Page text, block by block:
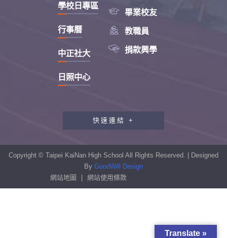
 畢業校友
 教職員
 捐款興學
學校日專區
行事曆
中正社大
日照中心
快速連結 +
教職員工研習專區
性別平等教育專區
學生申訴及再申訴制度
Copyright © Taipei KaiNan High School All Rights Reserved. | Designed
By GoodWill Design
網站地圖
網站使用條款
Translate »